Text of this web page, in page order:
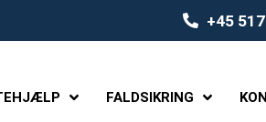
+45
FALDSIKRING